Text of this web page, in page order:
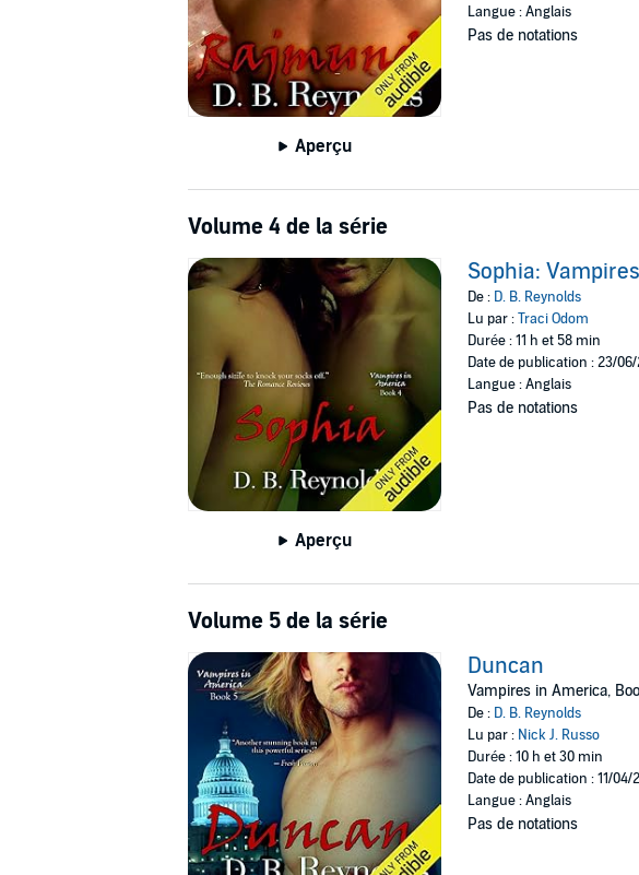
Aperçu
Langue : Anglais
Pas de notations
Volume 4 de la série
Aperçu
Sophia:
De : D. B. Reynolds
Lu par :Traci Odom
Durée : 11 h et 58 min
Date de publication : 23/06/
Langue : Anglais
Pas de notations
Volume 5 de la série
Duncan
Vampires in America,
De : D. B. Reynolds
Lu par : Nick J. Russo
Durée : 10 h et 30 min
Date de publication : 11/04/
Langue : Anglais
Pas de notations